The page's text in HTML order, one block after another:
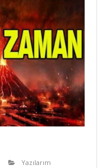
Yazılarım